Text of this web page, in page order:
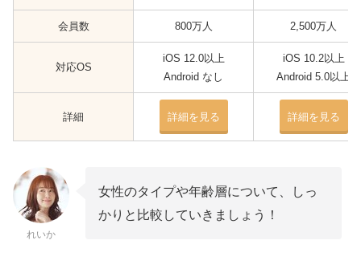
会員数 800万人 2,500万人
対応OS
iOS 12.0以上
Android なし
iOS 10.2以上
Android 5.0以上
詳細 詳細を見る 詳細を見る
れいか
女性のタイプや年齢層について、しっ
かりと比較していきましょう！